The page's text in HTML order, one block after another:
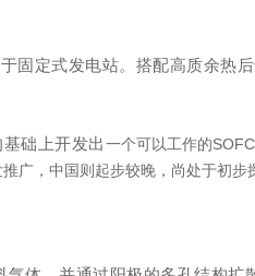
定式发电站。搭配高质余热
础上开发出一个可以工作的
广，中国则起步较晚，尚处于初步